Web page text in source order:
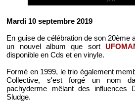
Mardi 10 septembre 2019
En guise de célébration de son 20ème
un nouvel album que sort
disponible en Cds et en vinyle.
Formé en 1999, le trio également
Collective, s'est forgé un nom
pachyderme mêlant des influences
Sludge.